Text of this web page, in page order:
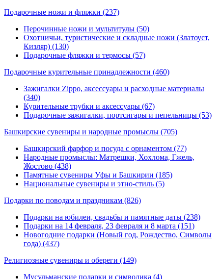
Подарочные ножи и фляжки (237)
Перочинные ножи и мультитулы (50)
Охотничьи, туристические и складные ножи (Златоуст,
Кизляр) (130)
Подарочные фляжки и термосы (57)
Подарочные курительные принадлежности (460)
Зажигалки Zippo, аксессуары и расходные материалы
(340)
Курительные трубки и аксессуары (67)
Подарочные зажигалки, портсигары и пепельницы (53)
Башкирские сувениры и народные промыслы (705)
Башкирский фарфор и посуда с орнаментом (77)
Народные промыслы: Матрешки, Хохлома, Гжель,
Жостово (438)
Памятные сувениры Уфы и Башкирии (185)
Национальные сувениры и этно-стиль (5)
Подарки по поводам и праздникам (826)
Подарки на юбилеи, свадьбы и памятные даты (238)
Подарки на 14 февраля, 23 февраля и 8 марта (151)
Новогодние подарки (Новый год, Рождество, Символы
года) (437)
Религиозные сувениры и обереги (149)
Мусульманские подарки и символика (4)